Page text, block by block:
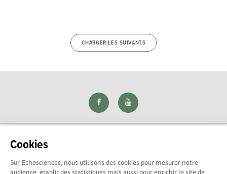
Cookies
Sur Echosciences, nous utilisons des cookies pour mesurer notre
audience, établir des statistiques mais aussi pour enrichir le site de
CHARGER LES SUIVANTS
Explorer, s’exprimer, rentrer en contact : Echosciences Loire